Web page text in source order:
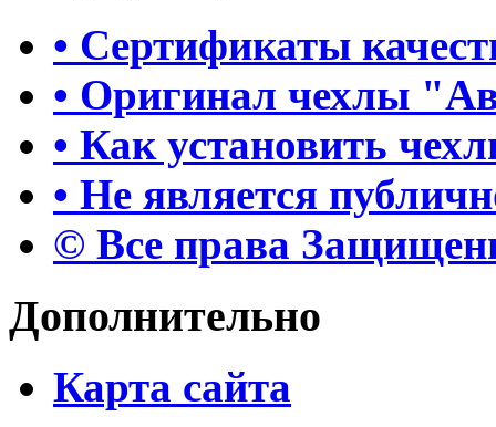
• Сертификаты
• Оригинал чехлы
• Как установить
• Не является
© Все права
Дополнительно
Карта сайта